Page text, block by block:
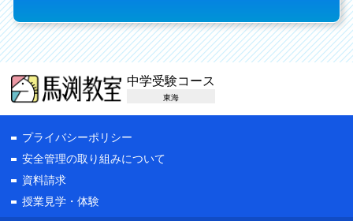
中学受験コース
東海
プライバシーポリシー
安全管理の取り組みについて
資料請求
授業見学・体験